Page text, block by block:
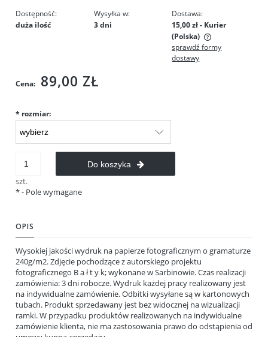
Dostępność:
duża ilość
Wysyłka w:
3 dni
Dostawa:
15,00 zł- Kurier
(Polska)
Cena nie zawiera ewentualnych kosztów płatności
sprawdź formy
dostawy
Cena: 89,00 ZŁ
* rozmiar:
szt.
Do koszyka
*- Pole wymagane
OPIS
Wysokiej jakości wydruk na papierze fotograficznym o gramaturze
240g/m2. Zdjęcie pochodzące z autorskiego projektu
fotograficznego B a ł t y k; wykonane w Sarbinowie. Czas realizacji
zamówienia: 3 dni robocze. Wydruk każdej pracy realizowany jest
na indywidualne zamówienie. Odbitki wysyłane są w kartonowych
tubach. Produkt sprzedawany jest bez widocznej na wizualizacji
ramki. W przypadku produktów realizowanych na indywidualne
zamówienie klienta, nie ma zastosowania prawo do odstąpienia od